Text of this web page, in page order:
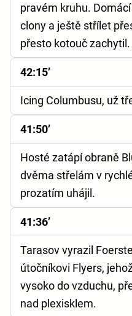
pravém kruhu.
clony a ještě střílet
přesto kotouč zachytil.
42:15’
Icing Columbusu, už
41:50’
Hosté zatápí obraně
dvěma střelám v
prozatím uhájil.
41:36’
Tarasov vyrazil
útočníkovi Flyers,
vysoko do vzduchu,
nad plexisklem.